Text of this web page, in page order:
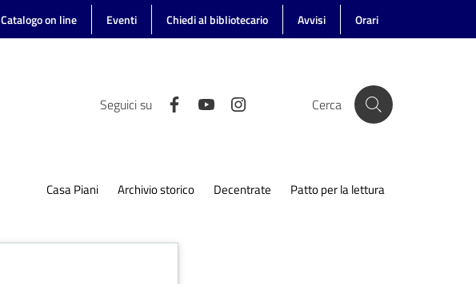
Catalogo on line Eventi Chiedi al bibliotecario Avvisi Orari
Seguici su Cerca
Casa Piani Archivio storico Decentrate Patto per la lettura